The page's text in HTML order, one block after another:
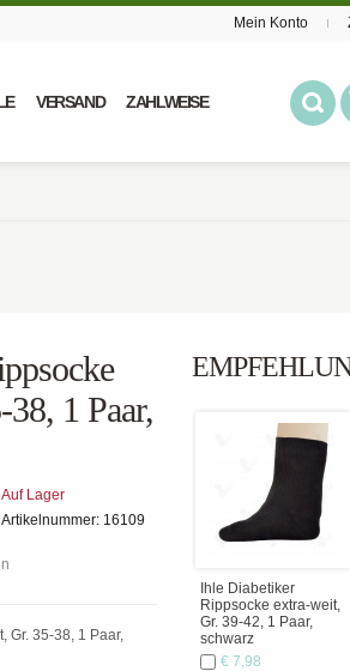
Mein Konto
VERSAND ZAHLWEISE
Ihle Diabetiker
Rippsocke extra-weit,
Gr. 39-42, 1 Paar,
schwarz
€ 7,98
1 Paar,
Auf Lager
Artikelnummer: 16109
Gr. 35-38, 1 Paar,